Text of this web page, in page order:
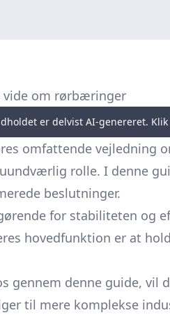
om rørbæringer
er delvist AI-genereret.
omfattende vejledning
rolle. I denne
beslutninger.
for stabiliteten og
hovedfunktion er at
gennem denne guide, vil
til mere komplekse